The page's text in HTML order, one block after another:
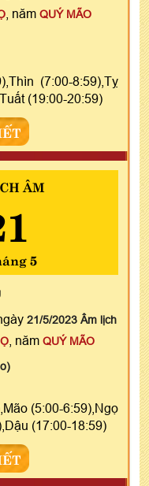
, năm QUÝ MÃO
(7:00-8:59),Tỵ
(19:00-20:59)
ÂM
5
21/5/2023 Âm lịch
, năm QUÝ MÃO
(5:00-6:59),Ngọ
(17:00-18:59)